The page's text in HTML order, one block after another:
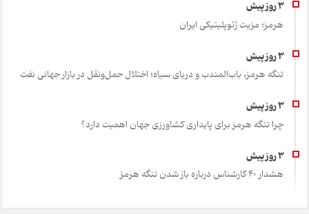
هرمز؛ مزیت ژئوپلیتیکی ایران
تنگه هرمز، باب‌المندب و دریای سیاه؛ اختلال حمل‌ونقل در بازار جهانی نفت
چرا تنگه هرمز برای پایداری کشاورزی جهان اهمیت دارد؟
هشدار 40 کارشناس درباره باز شدن تنگه هرمز